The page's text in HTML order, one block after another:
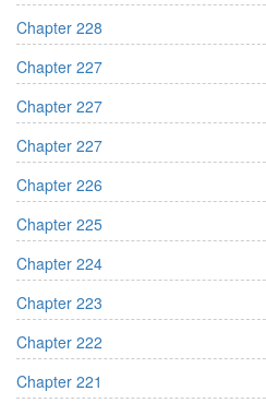
Chapter 228
Chapter 227
Chapter 227
Chapter 227
Chapter 226
Chapter 225
Chapter 224
Chapter 223
Chapter 222
Chapter 221